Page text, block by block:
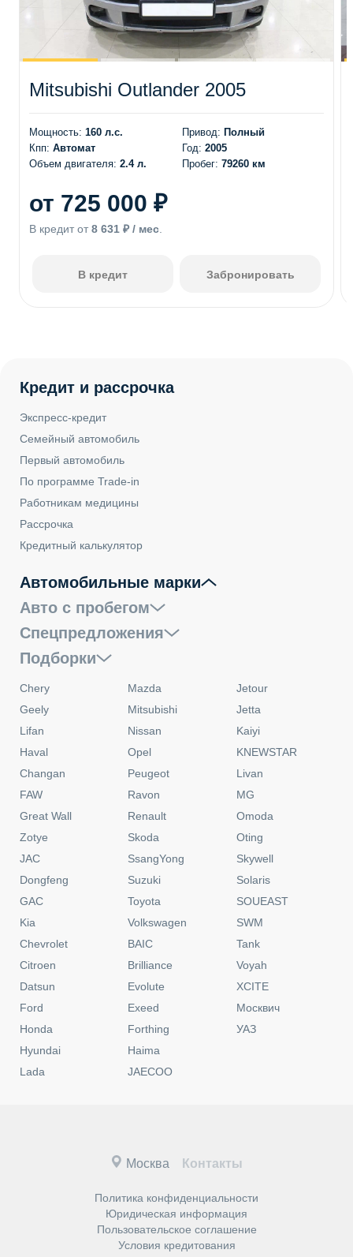
Mitsubishi Outlander 2005
Мощность: 160 л.с.
Кпп: Автомат
Объем двигателя: 2.4 л.
Привод: Полный
Год: 2005
Пробег: 79260 км
от 725 000 ₽
В кредит от 8 631 ₽ / мес
В кредит Забронировать
Кредит и рассрочка
Экспресс-кредит
Семейный автомобиль
Первый автомобиль
По программе Trade-in
Работникам медицины
Рассрочка
Кредитный калькулятор
Автомобильные марки
Авто с пробегом
Спецпредложения
Подборки
Chery
Geely
Lifan
Haval
Changan
FAW
Great Wall
Zotye
JAC
Dongfeng
GAC
Kia
Chevrolet
Citroen
Datsun
Ford
Honda
Hyundai
Lada
Mazda
Mitsubishi
Nissan
Opel
Peugeot
Ravon
Renault
Skoda
SsangYong
Suzuki
Toyota
Volkswagen
BAIC
Brilliance
Evolute
Exeed
Forthing
Haima
JAECOO
Jetour
Jetta
Kaiyi
KNEWSTAR
Livan
MG
Omoda
Oting
Skywell
Solaris
SOUEAST
SWM
Tank
Voyah
XCITE
Москвич
УАЗ
Политика конфиденциальности
Юридическая информация
Пользовательское соглашение
Условия кредитования
Москва Контакты